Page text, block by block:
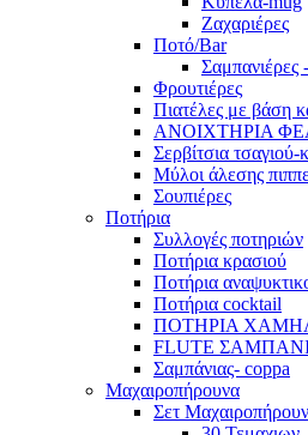
Ζαχαριέρες
Ποτό/Bar
Σαμπανιέρες
Φρουτιέρες
Πιατέλες με βάση
ΑΝΟΙΧΤΗΡΙΑ
Σερβίτσια τσαγιού-
Μύλοι άλεσης
Σουπιέρες
Ποτήρια
Συλλογές ποτηριών
Ποτήρια κρασιού
Ποτήρια
Ποτήρια cocktail
ΠΟΤΗΡΙΑ
FLUTE
Σαμπάνιας- coppa
Μαχαιροπήρουνα
Σετ